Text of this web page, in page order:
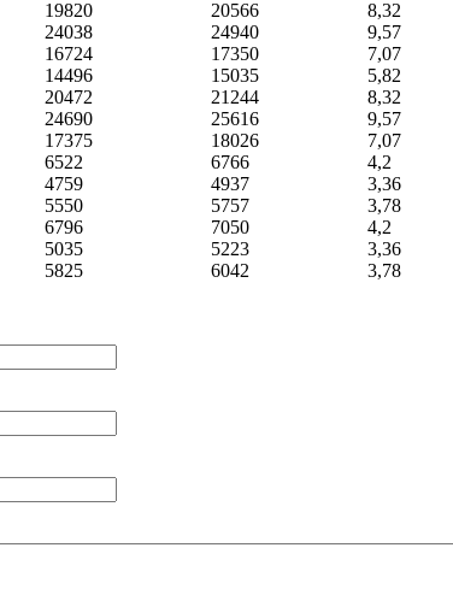
19820 20566 8,32
24038 24940 9,57
16724 17350 7,07
14496 15035 5,82
20472 21244 8,32
24690 25616 9,57
17375 18026 7,07
6522 6766 4,2
4759 4937 3,36
5550 5757 3,78
6796 7050 4,2
5035 5223 3,36
5825 6042 3,78